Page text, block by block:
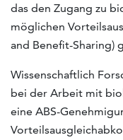
das den Zugang zu
möglichen
and Benefit-Sharing)
Wissenschaftlich
bei der Arbeit mit
eine ABS-